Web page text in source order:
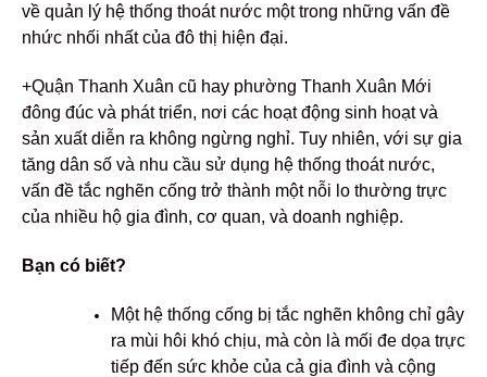
về quản lý hệ thống thoát nước một trong những vấn đề
nhức nhối nhất của đô thị hiện đại.
+Quận Thanh Xuân cũ hay phường Thanh Xuân Mới
đông đúc và phát triển, nơi các hoạt động sinh hoạt và
sản xuất diễn ra không ngừng nghỉ. Tuy nhiên, với sự gia
tăng dân số và nhu cầu sử dụng hệ thống thoát nước,
vấn đề tắc nghẽn cống trở thành một nỗi lo thường trực
của nhiều hộ gia đình, cơ quan, và doanh nghiệp.
Bạn có biết?
Một hệ thống cống bị tắc nghẽn không chỉ gây
ra mùi hôi khó chịu, mà còn là mối đe dọa trực
tiếp đến sức khỏe của cả gia đình và cộng